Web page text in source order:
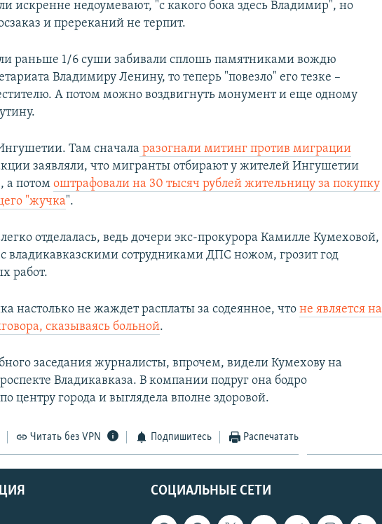
искренне недоумевают, "с какого бока здесь Владимир", но
и пререканий не терпит.
раньше 1/6 суши забивали сплошь памятниками вождю
Владимиру Ленину, то теперь "повезло" его тезке –
А потом можно воздвигнуть монумент и еще одному
Там сначала разогнали митинг против миграции
заявляли, что мигранты отбирают у жителей Ингушетии
а потомоштрафовали на 30 тысяч рублей жительницу за покупку
"жучка".
отделалась, ведь дочери экс-прокурора Камилле Кумеховой,
владикавказскими сотрудниками ДПС ножом, грозит год
работ.
настолько не жаждет расплаты за содеянное, чтоне является на
сказываясь больной.
заседания журналисты, впрочем, видели Кумехову на
Владикавказа. В компании подруг она бодро
центру города и выглядела вполне здоровой.
Читать без VPN Подпишитесь Распечатать
СОЦИАЛЬНЫЕ СЕТИ